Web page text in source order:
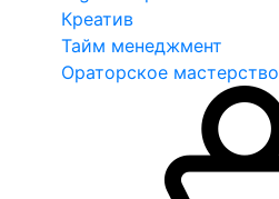
Креатив
Тайм менеджмент
Ораторское мастерство